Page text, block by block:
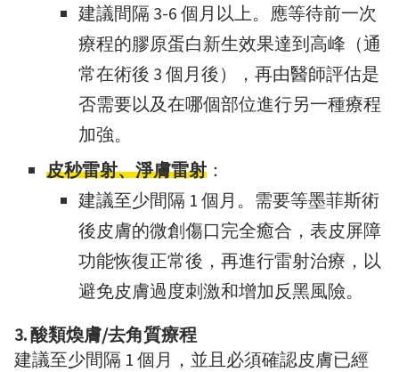
建議間隔 3-6 個月以上。應等待前一次
療程的膠原蛋白新生效果達到高峰（通
常在術後 3 個月後），再由醫師評估是
否需要以及在哪個部位進行另一種療程
加強。
皮秒雷射、淨膚雷射 ：
建議至少間隔 1 個月。需要等墨菲斯術
後皮膚的微創傷口完全癒合，表皮屏障
功能恢復正常後，再進行雷射治療，以
避免皮膚過度刺激和增加反黑風險。
3. 酸類煥膚/去角質療程
建議至少間隔 1 個月，並且必須確認皮膚已經